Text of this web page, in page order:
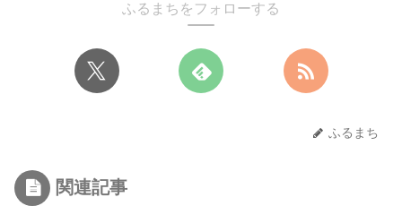
ふるまちをフォローする
ふるまち
関連記事